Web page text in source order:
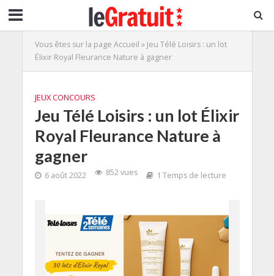
Vous êtes sur la page Accueil » Jeu Télé Loisirs : un lot
Élixir Royal Fleurance Nature à gagner
JEUX CONCOURS
Jeu Télé Loisirs : un lot Élixir
Royal Fleurance Nature à
gagner
6 août 2022 852 vues 1 Temps de lecture